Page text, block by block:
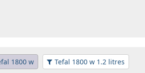
1800 w Tefal 1800 w 1.2 litres